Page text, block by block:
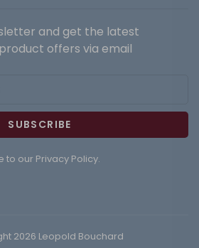
and get the latest
offers via email
SUBSCRIBE
to our Privacy Policy.
2026 Leopold Bouchard